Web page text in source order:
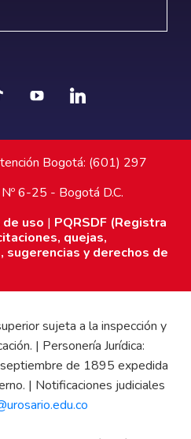
Bogotá: (601) 297
6-25 - Bogotá D.C.
uso | PQRSDF (Registra
quejas,
sugerencias y derechos de
sujeta a la inspección y
| Personería Jurídica:
de 1895 expedida
| Notificaciones judiciales